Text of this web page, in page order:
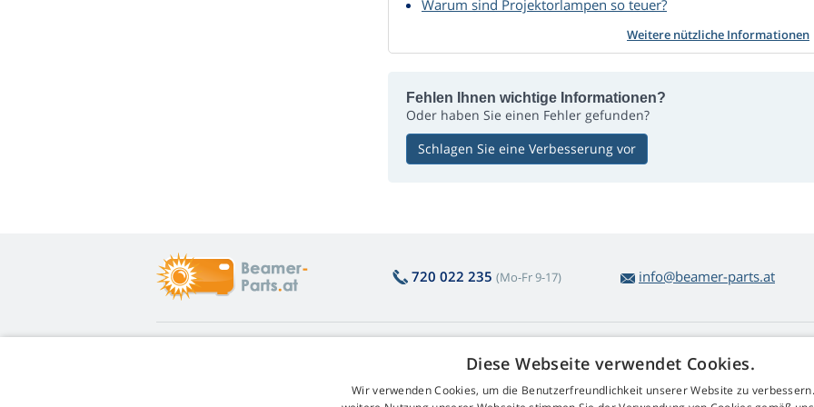
Warum sind Projektorlampen so teuer?
Weitere nützliche Informationen
Fehlen Ihnen wichtige Informationen?
Oder haben Sie einen Fehler gefunden?
Schlagen Sie eine Verbesserung vor
720 022 235 (Mo-Fr 9-17) info@beamer-parts.at
Rückgabe und Reklamation
Unkomplizierte
Kontakt
GDPR
Diese Webseite verwendet Cookies.
Wir verwenden Cookies, um die Benutzerfreundlichkeit unserer Website zu